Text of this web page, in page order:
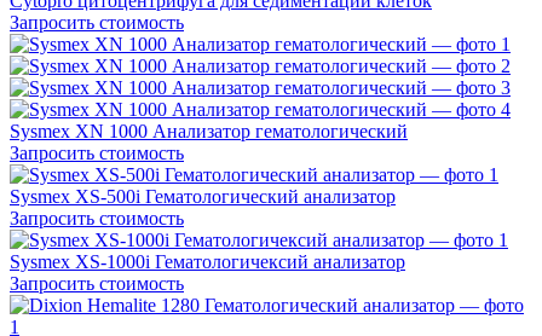
Запросить стоимость
Sysmex XN 1000 Анализатор гематологический
Запросить стоимость
Sysmex XS-500i Гематологический анализатор
Запросить стоимость
Sysmex XS-1000i Гематологичексий анализатор
Запросить стоимость